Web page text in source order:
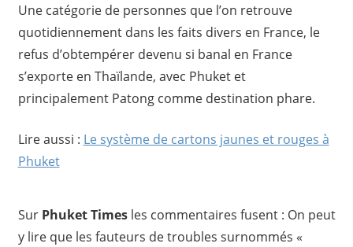
Une catégorie de personnes que l’on retrouve
quotidiennement dans les faits divers en France, le
refus d’obtempérer devenu si banal en France
s’exporte en Thaïlande, avec Phuket et
principalement Patong comme destination phare.
Lire aussi : Le système de cartons jaunes et rouges à
Phuket
Sur Phuket Timesles commentaires fusent : On peut
y lire que les fauteurs de troubles surnommés «